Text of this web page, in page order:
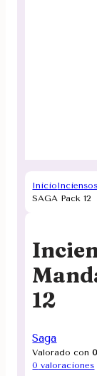
InicioInciensos
SAGA Pack 12
12
Saga
Valorado con0
0 valoraciones